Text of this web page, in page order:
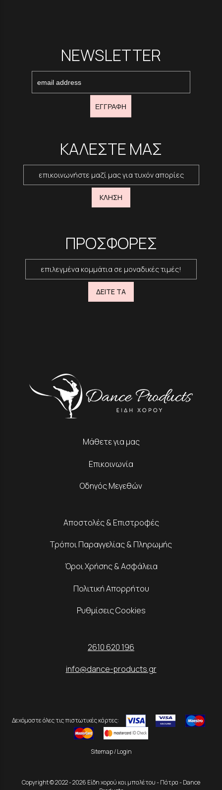
NEWSLETTER
ΕΓΓΡΑΦΗ
ΚΑΛΕΣΤΕ ΜΑΣ
επικοινωνήστε μαζί μας για τυχόν απορίες
ΚΛΗΣΗ
ΠΡΟΣΦΟΡΕΣ
επιλεγμένα κομμάτια σε μοναδικές τιμές!
ΔΕΙΤΕ ΤΑ
Μάθετε για μας
Επικοινωνία
Οδηγός Μεγεθών
Αποστολές & Επιστροφές
Τρόποι Παραγγελίας & Πληρωμής
Όροι Χρήσης & Ασφάλεια
Πολιτική Απορρήτου
Ρυθμίσεις Cookies
2610 620 196
info@dance-products.gr
Δεχόμαστε όλες τις πιστωτικές κάρτες:
Sitemap/Login
Copyright © 2022 - 2026 Είδη χορού και μπαλέτου - Πάτρα - Dance